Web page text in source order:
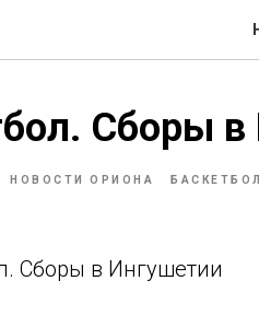
Сборы в
НОВОСТИ ОРИОНА БАСКЕТБОЛ
Сборы в Ингушетии